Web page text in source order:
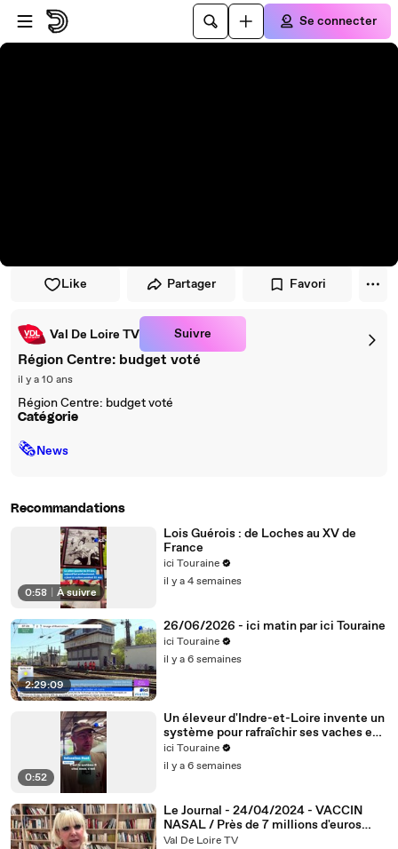
Passer au player
Passer au contenu principal
Se connecter
Like Partager Favori
Val De Loire TV Suivre
Région Centre: budget voté
il y a 10 ans
Région Centre: budget voté
Catégorie
🗞News
Recommandations
0:58 À suivre
Lois Guérois : de Loches au XV de
France
ici Touraine
il y a 4 semaines
2:29:09
26/06/2026 - ici matin par ici Touraine
ici Touraine
il y a 6 semaines
0:52
Un éleveur d'Indre-et-Loire invente un
système pour rafraîchir ses vaches en
pleine canicule
ici Touraine
il y a 6 semaines
Le Journal - 24/04/2024 - VACCIN
NASAL / Près de 7 millions d'euros
pour financer le projet d'ici 2026
Val De Loire TV